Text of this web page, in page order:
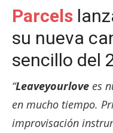
Parcels
su nueva
sencillo del
“Leaveyourlove es
en mucho tiempo.
improvisación